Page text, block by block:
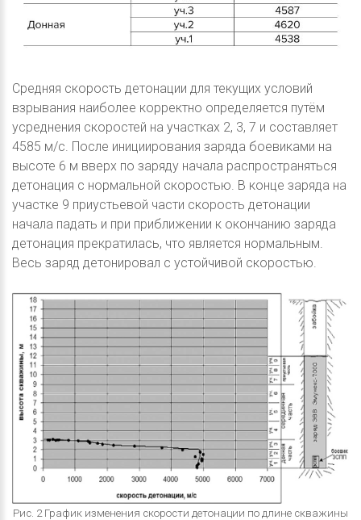
Средняя скорость детонации для текущих условий
взрывания наиболее корректно определяется путём
усреднения скоростей на участках 2, 3, 7 и составляет
4585 м/с. После инициирования заряда боевиками на
высоте 6 м вверх по заряду начала распространяться
детонация с нормальной скоростью. В конце заряда на
участке 9 приустьевой части скорость детонации
начала падать и при приближении к окончанию заряда
детонация прекратилась, что является нормальным.
Весь заряд детонировал с устойчивой скоростью.
Рис. 2 График изменения скорости детонации по длине скважины